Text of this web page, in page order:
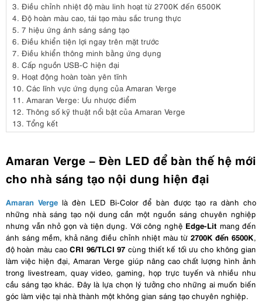
3. Điều chỉnh nhiệt độ màu linh hoạt từ 2700K đến 6500K
4. Độ hoàn màu cao, tái tạo màu sắc trung thực
5. 7 hiệu ứng ánh sáng sáng tạo
6. Điều khiển tiện lợi ngay trên mặt trước
7. Điều khiển thông minh bằng ứng dụng
8. Cấp nguồn USB-C hiện đại
9. Hoạt động hoàn toàn yên tĩnh
10. Các lĩnh vực ứng dụng của Amaran Verge
11. Amaran Verge: Ưu nhược điểm
12. Thông số kỹ thuật nổi bật của Amaran Verge
13. Tổng kết
Amaran Verge – Đèn LED để bàn thế hệ mới
cho nhà sáng tạo nội dung hiện đại
Amaran Verge là đèn LED Bi-Color để bàn được tạo ra dành cho
những nhà sáng tạo nội dung cần một nguồn sáng chuyên nghiệp
nhưng vẫn nhỏ gọn và tiện dụng. Với công nghệ Edge-Lit mang đến
ánh sáng mềm, khả năng điều chỉnh nhiệt màu từ 2700K đến 6500K,
độ hoàn màu caoCRI 96/TLCI 97 cùng thiết kế tối ưu cho không gian
làm việc hiện đại, Amaran Verge giúp nâng cao chất lượng hình ảnh
trong livestream, quay video, gaming, họp trực tuyến và nhiều nhu
cầu sáng tạo khác. Đây là lựa chọn lý tưởng cho những ai muốn biến
góc làm việc tại nhà thành một không gian sáng tạo chuyên nghiệp.